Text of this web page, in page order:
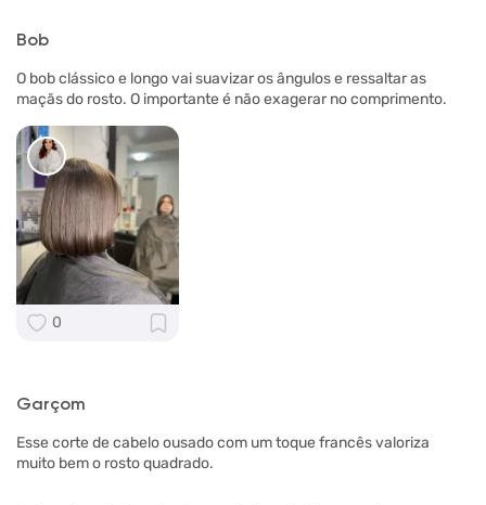
Bob
O bob clássico e longo vai suavizar os ângulos e ressaltar as
maçãs do rosto. O importante é não exagerar no comprimento.
0
Garçom
Esse corte de cabelo ousado com um toque francês valoriza
muito bem o rosto quadrado.